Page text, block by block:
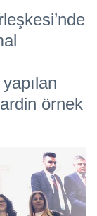
örnek